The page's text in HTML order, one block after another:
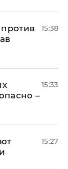
15:38
–
15:33
15:27